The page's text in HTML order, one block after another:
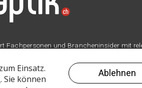
Fachpersonen und Brancheninsider mit